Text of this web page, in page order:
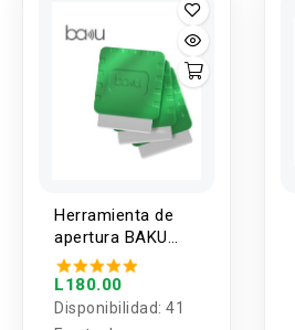
Herramienta de
apertura BAKU
BA-219 (3U)
L180.00
Disponibilidad: 41